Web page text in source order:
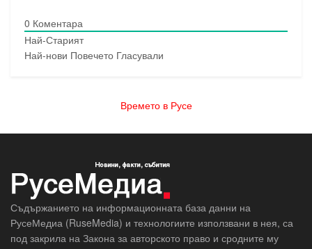
0 Коментара
Най-Старият
Най-нови Повечето Гласували
Времето в Русе
Съдържанието на информационната база данни на
РусеМедиа (RuseMedia) и технологиите използвани в нея, са
под закрила на Закона за авторското право и сродните му